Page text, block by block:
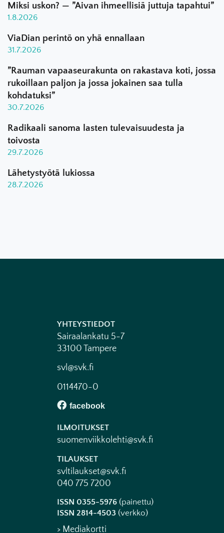
Miksi uskon? — ”Aivan ihmeellisiä juttuja tapahtui”
1.8.2026
ViaDian perintö on yhä ennallaan
31.7.2026
”Rauman vapaaseurakunta on rakastava koti, jossa
rukoillaan paljon ja jossa jokainen saa tulla
kohdatuksi”
30.7.2026
Radikaali sanoma lasten tulevaisuudesta ja
toivosta
29.7.2026
Lähetystyötä lukiossa
28.7.2026
YHTEYSTIEDOT
Sairaalankatu 5-7
33100 Tampere
svl@svk.fi
0114470-0
ILMOITUKSET
suomenviikkolehti@svk.fi
TILAUKSET
svltilaukset@svk.fi
040 775 7200
ISSN 0355-5976 (painettu)
ISSN 2814-4503 (verkko)
> Mediakortti